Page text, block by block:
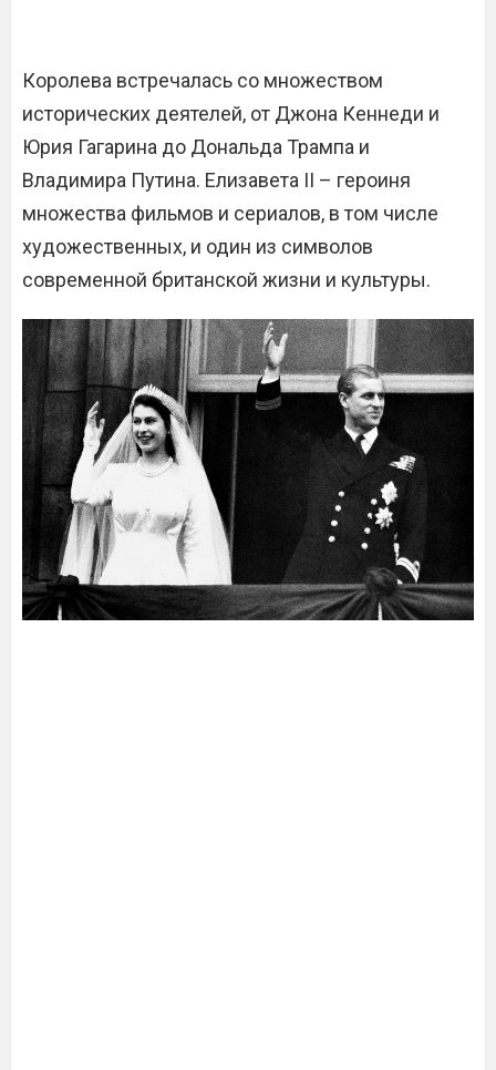
Королева встречалась со множеством
исторических деятелей, от Джона Кеннеди и
Юрия Гагарина до Дональда Трампа и
Владимира Путина. Елизавета II – героиня
множества фильмов и сериалов, в том числе
художественных, и один из символов
современной британской жизни и культуры.